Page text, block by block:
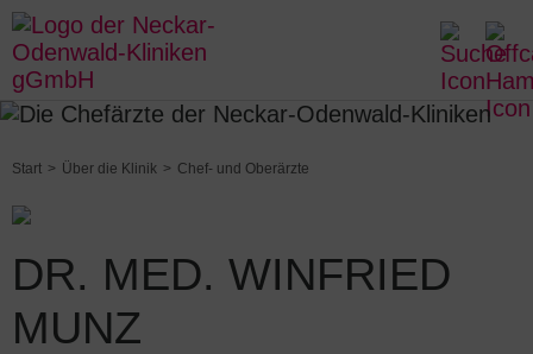
Start Über die Klinik Chef- und Oberärzte
DR. MED. WINFRIED
MUNZ